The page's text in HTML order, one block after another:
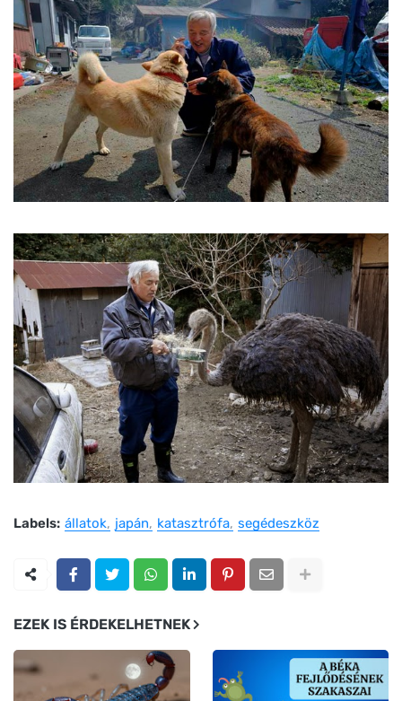
Labels: állatok japán katasztrófa segédeszköz
EZEK IS ÉRDEKELHETNEK